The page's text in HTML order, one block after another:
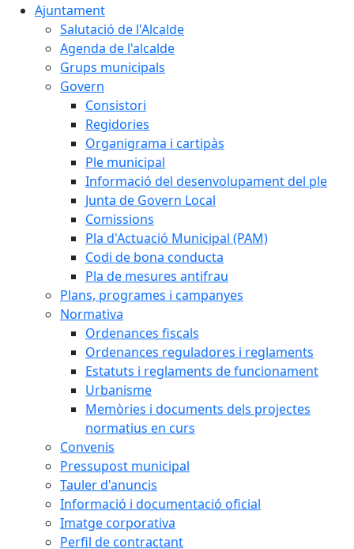
Ajuntament
Salutació de l'Alcalde
Agenda de l'alcalde
Grups municipals
Govern
Consistori
Regidories
Organigrama i cartipàs
Ple municipal
Informació del desenvolupament del ple
Junta de Govern Local
Comissions
Pla d'Actuació Municipal (PAM)
Codi de bona conducta
Pla de mesures antifrau
Plans, programes i campanyes
Normativa
Ordenances fiscals
Ordenances reguladores i reglaments
Estatuts i reglaments de funcionament
Urbanisme
Memòries i documents dels projectes
normatius en curs
Convenis
Pressupost municipal
Tauler d'anuncis
Informació i documentació oficial
Imatge corporativa
Perfil de contractant